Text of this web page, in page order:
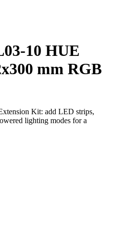
10 HUE
mm RGB
Kit: add LED strips,
lighting modes for a